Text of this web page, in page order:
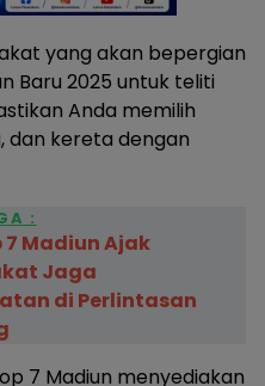
yang akan bepergian
Baru 2025 untuk teliti
Anda memilih
dan kereta dengan
:
7 Madiun Ajak
Jaga
di Perlintasan
7 Madiun menyediakan